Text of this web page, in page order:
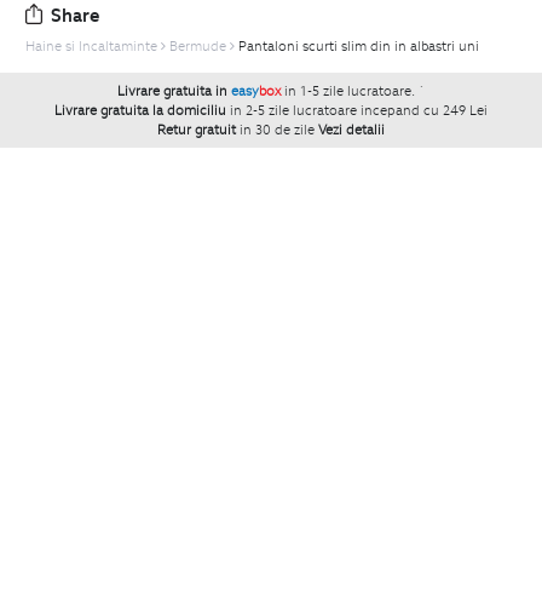
Share
Haine si Incaltaminte Bermude Pantaloni scurti slim din in albastri uni
Livrare gratuita in easybox in 1-5 zile lucratoare. `
Livrare gratuita la domiciliu in 2-5 zile lucratoare incepand cu 249 Lei
Retur gratuit in 30 de zile Vezi detalii